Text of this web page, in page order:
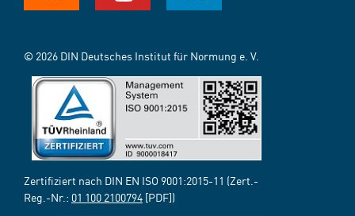
© 2026 DIN Deutsches Institut für Normung e. V.
Zertifiziert nach DIN EN ISO 9001:2015-11 (Zert.-
Reg.-Nr.: 01 100 2100794 [PDF])